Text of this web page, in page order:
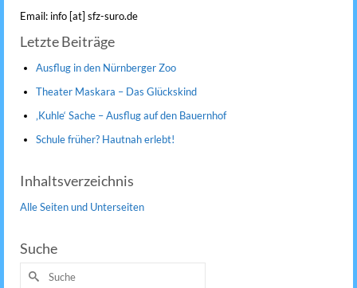
Email: info [at] sfz-suro.de
Letzte Beiträge
Ausflug in den Nürnberger Zoo
Theater Maskara – Das Glückskind
‚Kuhle‘ Sache – Ausflug auf den Bauernhof
Schule früher? Hautnah erlebt!
Inhaltsverzeichnis
Alle Seiten und Unterseiten
Suche
Suche